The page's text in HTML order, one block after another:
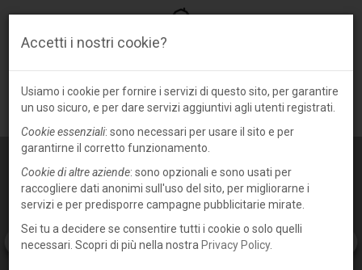
Accetti i nostri cookie?
Usiamo i cookie per fornire i servizi di questo sito, per garantire
un uso sicuro, e per dare servizi aggiuntivi agli utenti registrati.
Cookie essenziali: sono necessari per usare il sito e per
garantirne il corretto funzionamento.
Cookie di altre aziende: sono opzionali e sono usati per
raccogliere dati anonimi sull'uso del sito, per migliorarne i
servizi e per predisporre campagne pubblicitarie mirate.
Sei tu a decidere se consentire tutti i cookie o solo quelli
necessari. Scopri di più nella nostra Privacy Policy.
Azienda agricola in vendita a Luzzara,
frazione